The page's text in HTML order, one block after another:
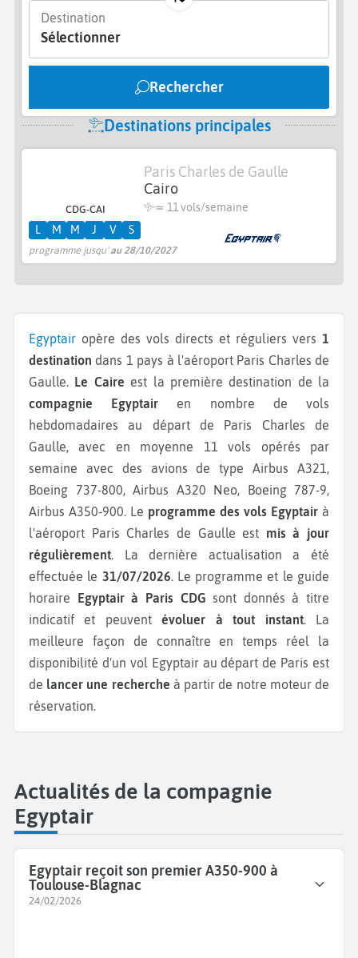
Destination
Sélectionner
Rechercher
Destinations principales
CDG-CAI
Paris Charles de Gaulle
Cairo
≃ 11 vols/semaine
programme jusqu'au 28/10/2027
L M M J V S
Egyptair opère des vols directs et réguliers vers 1
destination dans 1 pays à l'aéroport Paris Charles de
Gaulle. Le Caire est la première destination de la
compagnie Egyptair en nombre de vols
hebdomadaires au départ de Paris Charles de
Gaulle, avec en moyenne 11 vols opérés par
semaine avec des avions de type Airbus A321,
Boeing 737-800, Airbus A320 Neo, Boeing 787-9,
Airbus A350-900. Le programme des vols Egyptair à
l'aéroport Paris Charles de Gaulle est mis à jour
régulièrement . La dernière actualisation a été
effectuée le 31/07/2026 . Le programme et le guide
horaire Egyptair à Paris CDG sont donnés à titre
indicatif et peuventévoluer à tout instant. La
meilleure façon de connaître en temps réel la
disponibilité d'un vol Egyptair au départ de Paris est
de lancer une recherche à partir de notre moteur de
réservation.
Actualités de la compagnie
Egyptair
Egyptair reçoit son premier A350-900 à
Toulouse-Blagnac
24/02/2026